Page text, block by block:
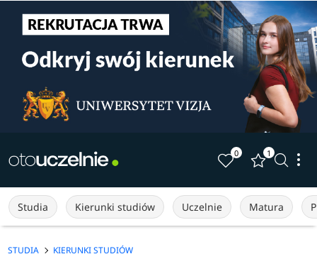
0 1
Studia Kierunki studiów Uczelnie Matura
STUDIA KIERUNKI STUDIÓW